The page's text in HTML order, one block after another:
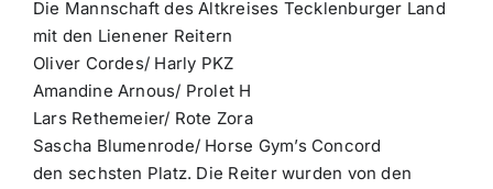
Die Mannschaft des Altkreises Tecklenburger Land
mit den Lienener Reitern
Oliver Cordes/ Harly PKZ
Amandine Arnous/ Prolet H
Lars Rethemeier/ Rote Zora
Sascha Blumenrode/ Horse Gym’s Concord
den sechsten Platz. Die Reiter wurden von den